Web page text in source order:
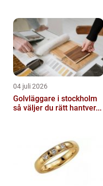
04 juli 2026
Golvläggare i stockholm
så väljer du rätt hantver...